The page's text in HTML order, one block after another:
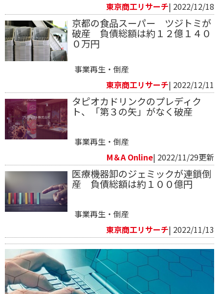
東京商工リサーチ| 2022/12/18
京都の食品スーパー ツジトミが
破産 負債総額は約１２億１４０
０万円
事業再生・倒産
東京商工リサーチ| 2022/12/11
タピオカドリンクのプレディク
ト、「第３の矢」がなく破産
事業再生・倒産
M＆A Online| 2022/11/29更新
医療機器卸のジェミックが連鎖倒
産 負債総額は約１００億円
事業再生・倒産
東京商工リサーチ| 2022/11/13